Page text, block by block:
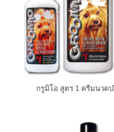
กรูมิโอ สูตร 1 ครีมนวด